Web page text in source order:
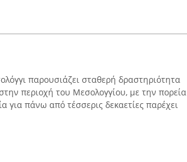
παρουσιάζει σταθερή δραστηριότητα
περιοχή του Μεσολογγίου, με την πορεία
για πάνω από τέσσερις δεκαετίες παρέχει